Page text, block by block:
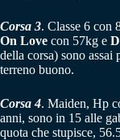
Corsa 3. Classe 6 con
On Love con 57kg e
della corsa) sono
terreno buono.
Corsa 4. Maiden, Hp
anni, sono in 15 alle
quota che stupisce,